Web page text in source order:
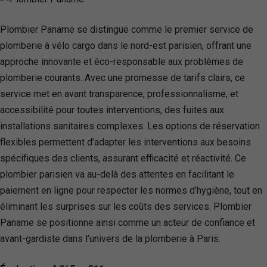
Plombier Paname se distingue comme le premier service de
plomberie à vélo cargo dans le nord-est parisien, offrant une
approche innovante et éco-responsable aux problèmes de
plomberie courants. Avec une promesse de tarifs clairs, ce
service met en avant transparence, professionnalisme, et
accessibilité pour toutes interventions, des fuites aux
installations sanitaires complexes. Les options de réservation
flexibles permettent d’adapter les interventions aux besoins
spécifiques des clients, assurant efficacité et réactivité. Ce
plombier parisien va au-delà des attentes en facilitant le
paiement en ligne pour respecter les normes d’hygiène, tout en
éliminant les surprises sur les coûts des services. Plombier
Paname se positionne ainsi comme un acteur de confiance et
avant-gardiste dans l’univers de la plomberie à Paris.